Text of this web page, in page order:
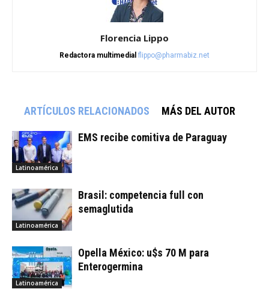
Florencia Lippo
Redactora multimedial flippo@pharmabiz.net
ARTÍCULOS RELACIONADOS MÁS DEL AUTOR
Latinoamérica
EMS recibe comitiva de Paraguay
Latinoamérica
Brasil: competencia full con
semaglutida
Latinoamérica
Opella México: u$s 70 M para
Enterogermina